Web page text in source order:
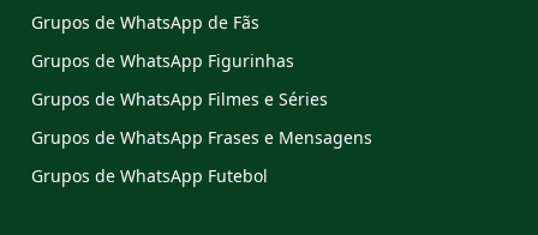
Grupos de WhatsApp de Fãs
Grupos de WhatsApp Figurinhas
Grupos de WhatsApp Filmes e Séries
Grupos de WhatsApp Frases e Mensagens
Grupos de WhatsApp Futebol